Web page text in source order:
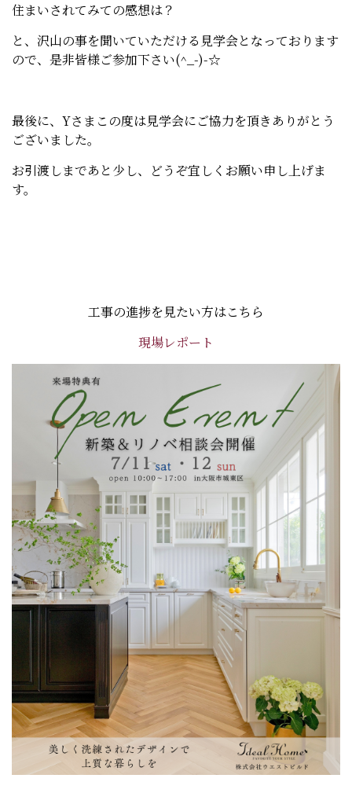
住まいされてみての感想は？
と、沢山の事を聞いていただける見学会となっております
ので、是非皆様ご参加下さい(^_-)-☆
最後に、Yさまこの度は見学会にご協力を頂きありがとう
ございました。
お引渡しまであと少し、どうぞ宜しくお願い申し上げま
す。
工事の進捗を見たい方はこちら
現場レポート